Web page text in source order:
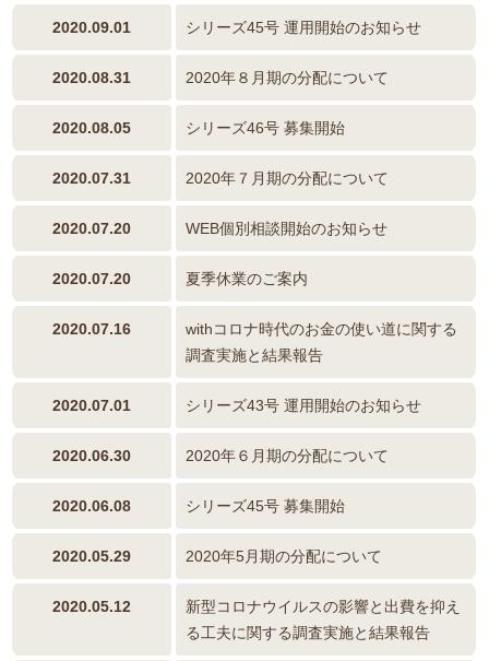
2020.09.01 シリーズ45号 運用開始のお知らせ
2020.08.31 2020年８月期の分配について
2020.08.05 シリーズ46号 募集開始
2020.07.31 2020年７月期の分配について
2020.07.20 WEB個別相談開始のお知らせ
2020.07.20 夏季休業のご案内
2020.07.16
withコロナ時代のお金の使い道に関する
調査実施と結果報告
2020.07.01 シリーズ43号 運用開始のお知らせ
2020.06.30 2020年６月期の分配について
2020.06.08 シリーズ45号 募集開始
2020.05.29 2020年5月期の分配について
2020.05.12
新型コロナウイルスの影響と出費を抑え
る工夫に関する調査実施と結果報告